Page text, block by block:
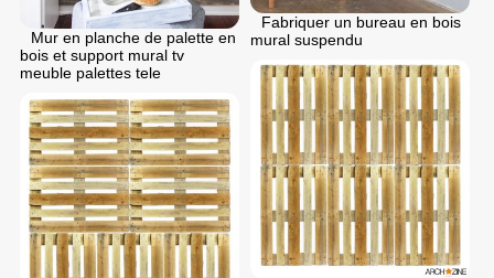
Mur en planche de palette en
bois et support mural tv
meuble palettes tele
Fabriquer un bureau en bois
mural suspendu